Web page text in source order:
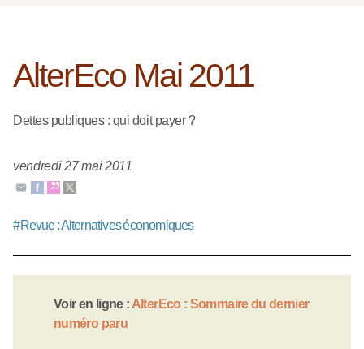
AlterEco Mai 2011
Dettes publiques : qui doit payer ?
vendredi 27 mai 2011
#Revue : Alternatives économiques
Voir en ligne : AlterEco : Sommaire du dernier
numéro paru